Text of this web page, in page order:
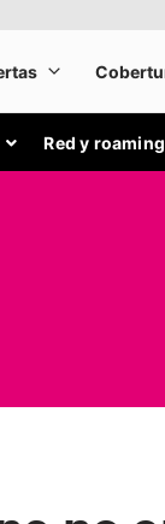
Red y roaming